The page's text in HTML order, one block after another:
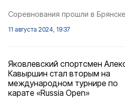
Соревнования прошли в
11 августа 2024, 19:37
Яковлевский спортсмен
Кавыршин стал вторым на
международном турнире по
карате «Russia Open»